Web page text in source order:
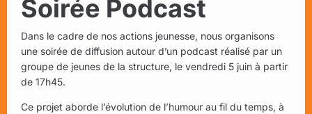
Soirée Podcast
Dans le cadre de nos actions jeunesse, nous organisons
une soirée de diffusion autour d’un podcast réalisé par un
groupe de jeunes de la structure, le vendredi 5 juin à partir
de 17h45.
Ce projet aborde l’évolution de l’humour au fil du temps, à